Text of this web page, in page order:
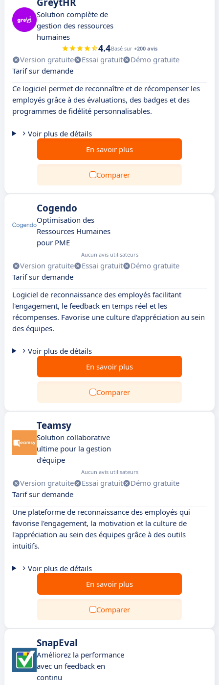
Solution complète de
gestion des ressources
humaines
4.4Basé sur +200 avis
Version gratuite Essai gratuit
Démo gratuite
Tarif sur demande
Ce logiciel permet de reconnaître et de récompenser les
employés grâce à des évaluations, des badges et des
programmes de fidélité personnalisables.
Voir plus de détails
En savoir plus
Comparer
Cogendo
Optimisation des
Ressources Humaines
pour PME
Aucun avis utilisateurs
Version gratuite Essai gratuit
Démo gratuite
Tarif sur demande
Logiciel de reconnaissance des employés facilitant
l'engagement, le feedback en temps réel et les
récompenses. Favorise une culture d'appréciation au sein
des équipes.
Voir plus de détails
En savoir plus
Comparer
Teamsy
Solution collaborative
ultime pour la gestion
d'équipe
Aucun avis utilisateurs
Version gratuite Essai gratuit
Démo gratuite
Tarif sur demande
Une plateforme de reconnaissance des employés qui
favorise l'engagement, la motivation et la culture de
l'appréciation au sein des équipes grâce à des outils
intuitifs.
Voir plus de détails
En savoir plus
Comparer
SnapEval
Améliorez la performance
avec un feedback en
continu